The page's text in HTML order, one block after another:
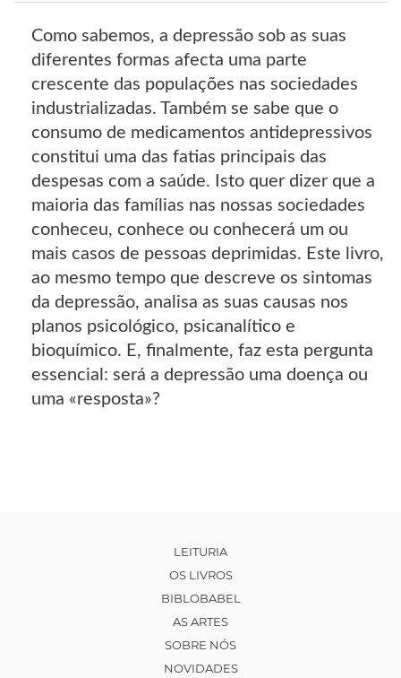
Como sabemos, a depressão sob as suas
diferentes formas afecta uma parte
crescente das populações nas sociedades
industrializadas. Também se sabe que o
consumo de medicamentos antidepressivos
constitui uma das fatias principais das
despesas com a saúde. Isto quer dizer que a
maioria das famílias nas nossas sociedades
conheceu, conhece ou conhecerá um ou
mais casos de pessoas deprimidas. Este livro,
ao mesmo tempo que descreve os sintomas
da depressão, analisa as suas causas nos
planos psicológico, psicanalítico e
bioquímico. E, finalmente, faz esta pergunta
essencial: será a depressão uma doença ou
uma «resposta»?
LEITURIA
OS LIVROS
BIBLOBABEL
AS ARTES
SOBRE NÓS
NOVIDADES